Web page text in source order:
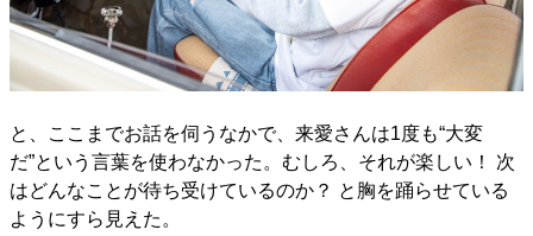
と、ここまでお話を伺うなかで、来愛さんは1度も“大変
だ”という言葉を使わなかった。むしろ、それが楽しい！ 次
はどんなことが待ち受けているのか？ と胸を踊らせている
ようにすら見えた。